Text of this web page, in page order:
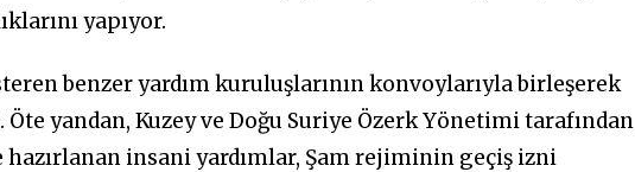
yapıyor.
benzer yardım kuruluşlarının konvoylarıyla birleşerek
Öte yandan, Kuzey ve Doğu Suriye Özerk Yönetimi tarafından
hazırlanan insani yardımlar, Şam rejiminin geçiş izni